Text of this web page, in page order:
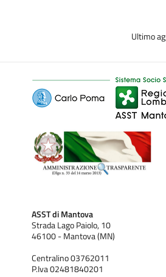
Ultimo
ASST di Mantova
Strada Lago Paiolo, 10
46100 - Mantova (MN)
Centralino 03762011
P.Iva 02481840201